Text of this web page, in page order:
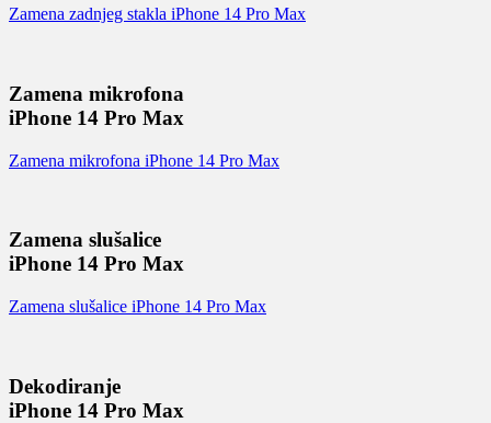
Zamena zadnjeg stakla iPhone 14 Pro Max
Zamena mikrofona
iPhone 14 Pro Max
Zamena mikrofona iPhone 14 Pro Max
Zamena slušalice
iPhone 14 Pro Max
Zamena slušalice iPhone 14 Pro Max
Dekodiranje
iPhone 14 Pro Max